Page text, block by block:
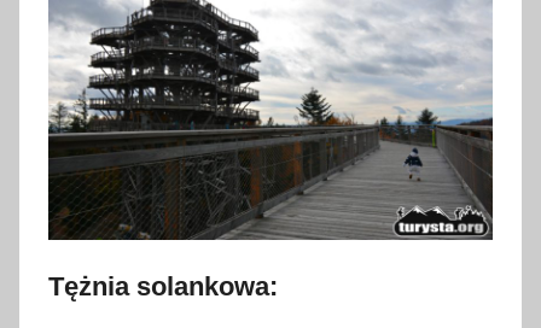
Tężnia solankowa: